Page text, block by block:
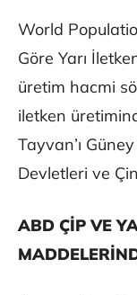
World
Göre Yarı
üretim hacmi
iletken
Tayvan’ı
Devletleri ve
ABD ÇİP VE